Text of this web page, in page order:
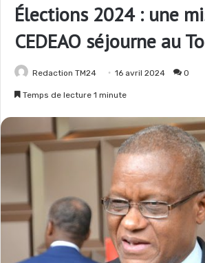
Élections 2024 : une
CEDEAO séjourne au
Redaction TM24 16 avril 2024 0
Temps de lecture 1 minute